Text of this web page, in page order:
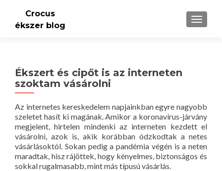
Crocus
ékszer blog
Ékszert és cipőt is az interneten
szoktam vásárolni
Az internetes kereskedelem napjainkban egyre nagyobb
szeletet hasít ki magának. Amikor a koronavírus-járvány
megjelent, hirtelen mindenki az interneten kezdett el
vásárolni, azok is, akik korábban ódzkodtak a netes
vásárlásoktól. Sokan pedig a pandémia végén is a neten
maradtak, hisz rájöttek, hogy kényelmes, biztonságos és
sokkal rugalmasabb, mint más típusú vásárlás.